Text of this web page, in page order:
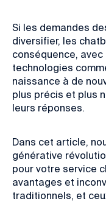
Si les demandes
diversifier, les
conséquence, avec
technologies
naissance à de
plus précis et plus
leurs réponses.
Dans cet article,
générative
pour votre service
avantages et
traditionnels, et